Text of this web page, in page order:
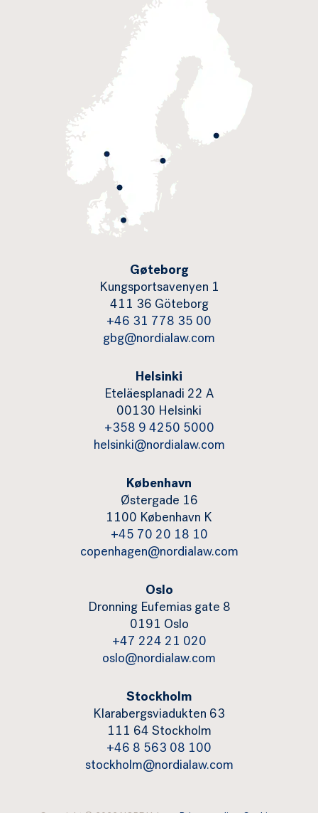
Gøteborg
Kungsportsavenyen 1
411 36 Göteborg
+46 31 778 35 00
gbg@nordialaw.com
Helsinki
Eteläesplanadi 22 A
00130 Helsinki
+358 9 4250 5000
helsinki@nordialaw.com
København
Østergade 16
1100 København K
+45 70 20 18 10
copenhagen@nordialaw.com
Oslo
Dronning Eufemias gate 8
0191 Oslo
+47 224 21 020
oslo@nordialaw.com
Stockholm
Klarabergsviadukten 63
111 64 Stockholm
+46 8 563 08 100
stockholm@nordialaw.com